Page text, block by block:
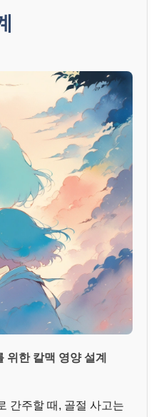
위한 칼맥 영양 설계
간주할 때, 골절 사고는